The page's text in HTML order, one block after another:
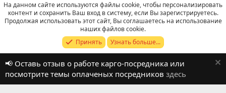
Отзывы о работе посредников
Russian (RU)
Обратная связь
Условия и правила
Политика конфиденциальности
Помощь
R
На данном сайте используются файлы cookie, чтобы персонализировать
контент и сохранить Ваш вход в систему, если Вы зарегистрируетесь.
Продолжая использовать этот сайт, Вы соглашаетесь на использование
наших файлов cookie.
Принять
Узнать больше...
📢 Оставь отзыв о работе карго-посредника или
посмотрите темы оплаченых посредников здесь